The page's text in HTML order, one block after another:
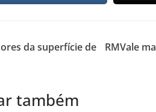
da superfície de
RMVale
também